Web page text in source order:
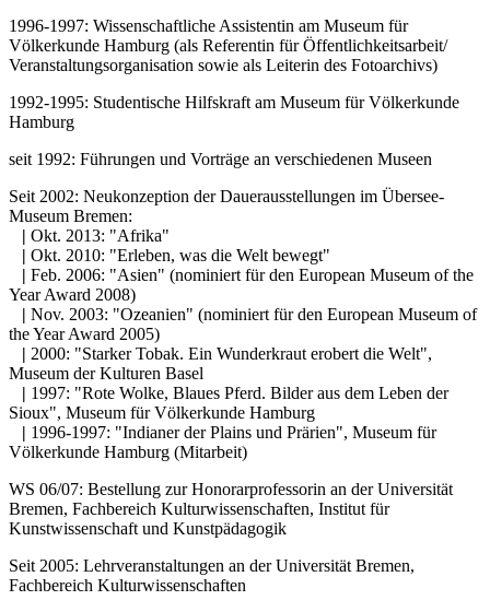
1996-1997: Wissenschaftliche Assistentin am Museum für
Völkerkunde Hamburg (als Referentin für Öffentlichkeitsarbeit/
Veranstaltungsorganisation sowie als Leiterin des Fotoarchivs)
1992-1995: Studentische Hilfskraft am Museum für Völkerkunde
Hamburg
seit 1992: Führungen und Vorträge an verschiedenen Museen
Seit 2002: Neukonzeption der Dauerausstellungen im Übersee-
Museum Bremen:
| Okt. 2013: "Afrika"
| Okt. 2010: "Erleben, was die Welt bewegt"
| Feb. 2006: "Asien" (nominiert für den European Museum of the
Year Award 2008)
| Nov. 2003: "Ozeanien" (nominiert für den European Museum of
the Year Award 2005)
| 2000: "Starker Tobak. Ein Wunderkraut erobert die Welt",
Museum der Kulturen Basel
| 1997: "Rote Wolke, Blaues Pferd. Bilder aus dem Leben der
Sioux", Museum für Völkerkunde Hamburg
| 1996-1997: "Indianer der Plains und Prärien", Museum für
Völkerkunde Hamburg (Mitarbeit)
WS 06/07: Bestellung zur Honorarprofessorin an der Universität
Bremen, Fachbereich Kulturwissenschaften, Institut für
Kunstwissenschaft und Kunstpädagogik
Seit 2005: Lehrveranstaltungen an der Universität Bremen,
Fachbereich Kulturwissenschaften